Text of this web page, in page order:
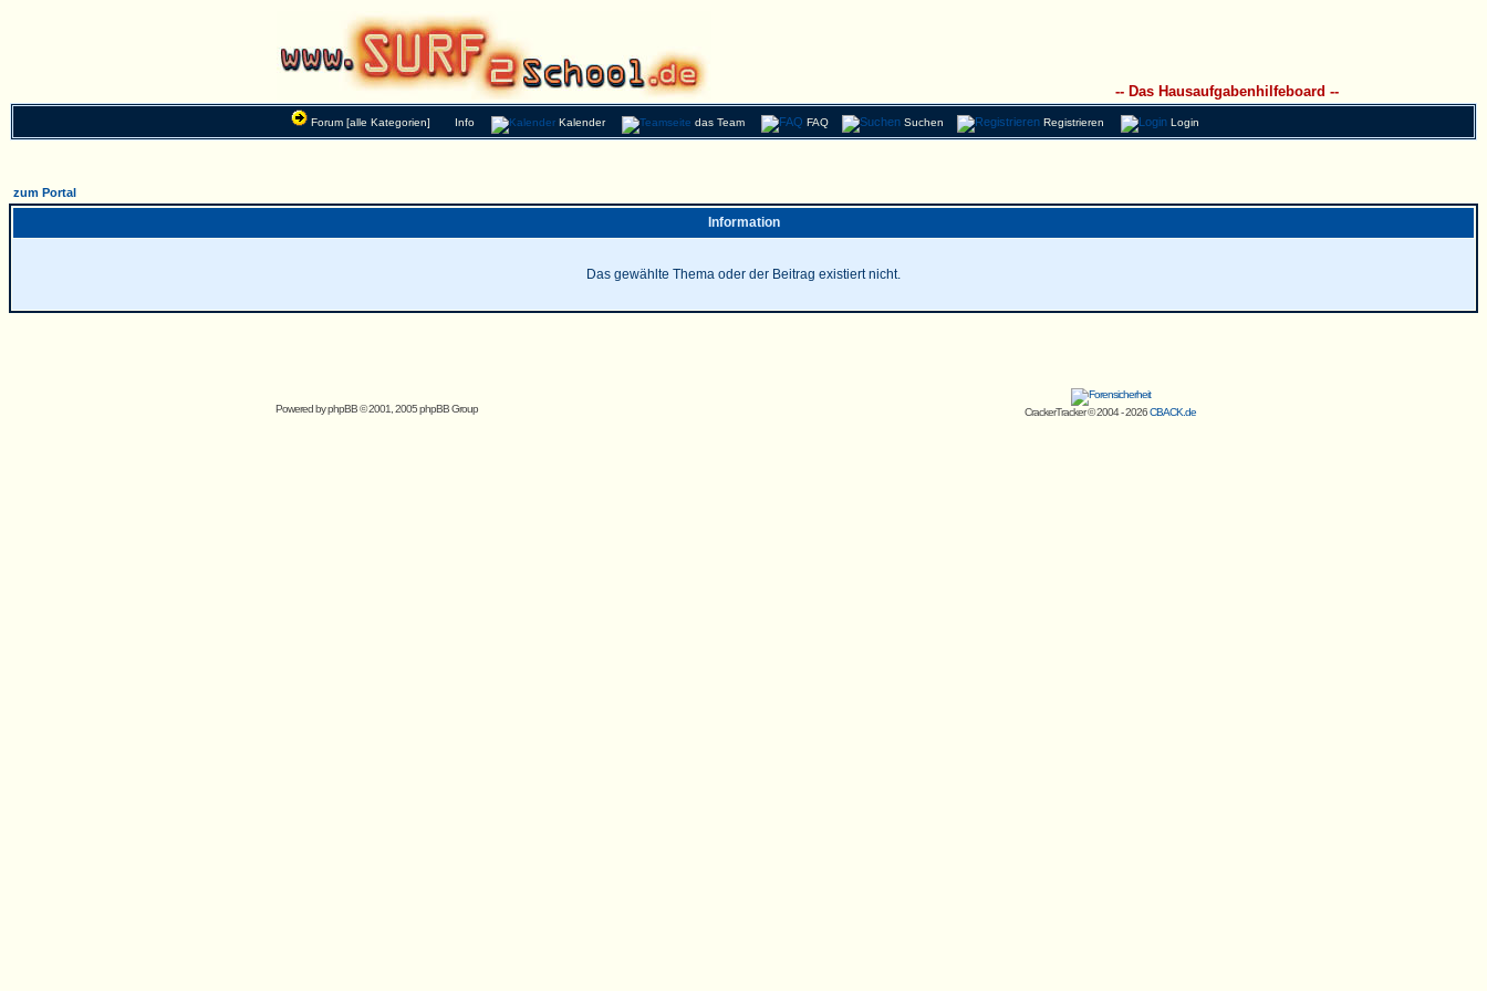
-- Das Hausaufgabenhilfeboard --
Forum [alle Kategorien] Info Kalender das Team FAQ Suchen Registrieren Login
zum Portal
Information
Das gewählte Thema oder der Beitrag existiert nicht.
Powered byphpBB© 2001, 2005 phpBB Group CrackerTracker © 2004 - 2026CBACK.de